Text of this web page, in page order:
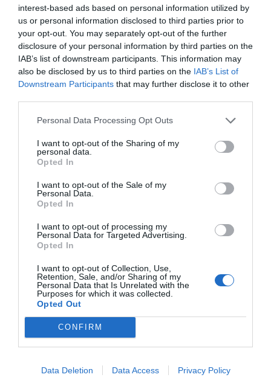
interest-based ads based on personal information utilized by
us or personal information disclosed to third parties prior to
your opt-out. You may separately opt-out of the further
disclosure of your personal information by third parties on the
IAB’s list of downstream participants. This information may
also be disclosed by us to third parties on the IAB’s List of
Downstream Participants that may further disclose it to other
Personal Data Processing Opt Outs
I want to opt-out of the Sharing of my
personal data.
Opted In
I want to opt-out of the Sale of my
Personal Data.
Opted In
I want to opt-out of processing my
Personal Data for Targeted Advertising.
Opted In
I want to opt-out of Collection, Use,
Retention, Sale, and/or Sharing of my
Personal Data that Is Unrelated with the
Purposes for which it was collected.
Opted Out
CONFIRM
Data Deletion Data Access Privacy Policy
Az ötös lottó nyerőszámai és nyereményei –
2024.06.15
Nyolc pontos kvíz: Egy kicsi szórakozásra vágysz?
Ezt a mixt neked szántuk